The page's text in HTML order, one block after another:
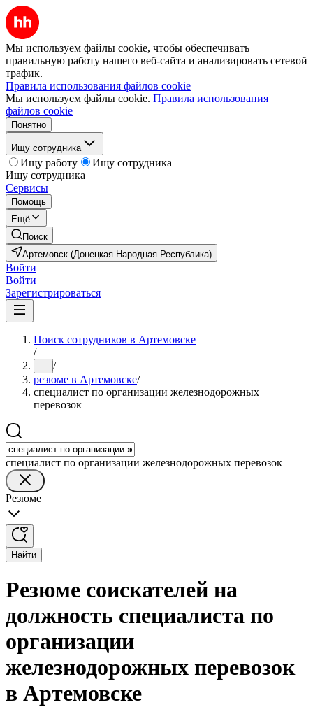
Мы используем файлы cookie, чтобы обеспечивать
правильную работу нашего веб-сайта и анализировать сетевой
трафик.
Правила использования файлов cookie
Мы используем файлы cookie. Правила использования
файлов cookie
Понятно
Ищу сотрудника
Ищу работу
Ищу сотрудника
Ищу сотрудника
Сервисы
Помощь
Ещё
Поиск
Артемовск (Донецкая Народная Республика)
Войти
Войти
Зарегистрироваться
Поиск сотрудников в Артемовске
/
... /
резюме в Артемовске/
специалист по организации железнодорожных
перевозок
специалист по организации железнодорожных перевозок
Резюме
Найти
Резюме соискателей на
должность специалиста по
организации
железнодорожных перевозок
в Артемовске